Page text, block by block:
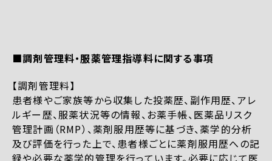
■調剤管理料・服薬管理指導料に関する事項
【調剤管理料】
患者様やご家族等から収集した投薬歴、副作用歴、アレ
ルギー歴、服薬状況等の情報、お薬手帳、医薬品リスク
管理計画（RMP）、薬剤服用歴等に基づき、薬学的分析
及び評価を行った上で、患者様ごとに薬剤服用歴への記